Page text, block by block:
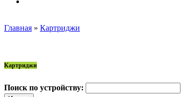
Главная » Картриджи
Картриджи
Поиск по устройству: